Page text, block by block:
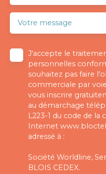
Votre message
J'accepte le
personnelles
souhaitez pas faire
commerciale par
vous inscrire
au démarchage
L223-1 du code de
Internet
adressé à :
Société Worldline,
BLOIS CEDEX.